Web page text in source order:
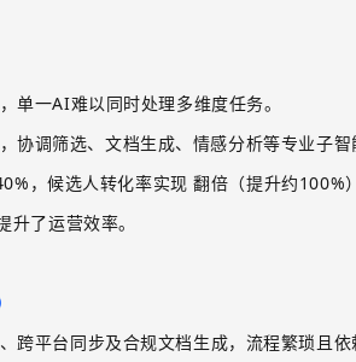
单一AI难以同时处理多维度任务。
调筛选、文档生成、情感分析等专业子智
，候选人转化率实现 翻倍（提升约100%）
了运营效率。
平台同步及合规文档生成，流程繁琐且依